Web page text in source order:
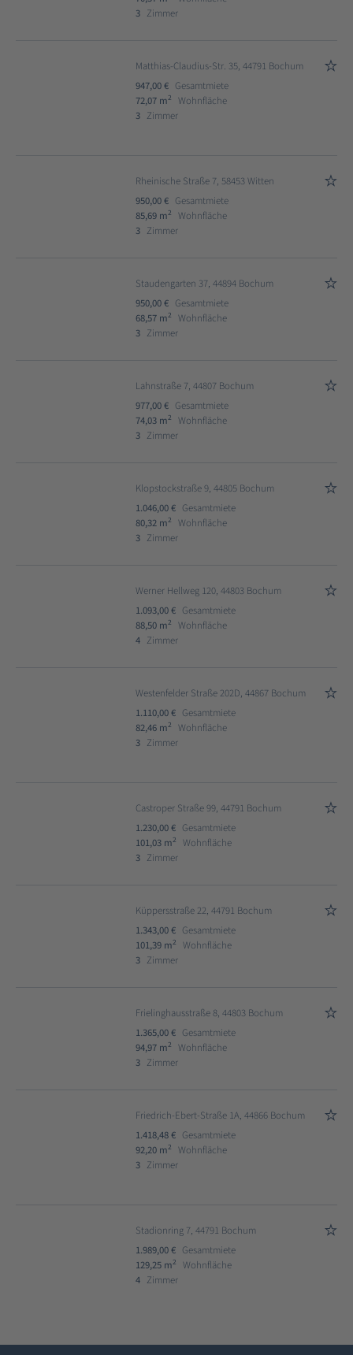
3 Zimmer
Matthias-Claudius-Str. 35, 44791 Bochum
947,00 € Gesamtmiete
72,07 m2
Wohnfläche
3 Zimmer
Rheinische Straße 7, 58453 Witten
950,00 € Gesamtmiete
85,69 m2
Wohnfläche
3 Zimmer
Staudengarten 37, 44894 Bochum
950,00 € Gesamtmiete
68,57 m2
Wohnfläche
3 Zimmer
Lahnstraße 7, 44807 Bochum
977,00 € Gesamtmiete
74,03 m2
Wohnfläche
3 Zimmer
Klopstockstraße 9, 44805 Bochum
1.046,00 € Gesamtmiete
80,32 m2
Wohnfläche
3 Zimmer
Werner Hellweg 120, 44803 Bochum
1.093,00 € Gesamtmiete
88,50 m2
Wohnfläche
4 Zimmer
Westenfelder Straße 202D, 44867 Bochum
1.110,00 € Gesamtmiete
82,46 m2
Wohnfläche
3 Zimmer
Castroper Straße 99, 44791 Bochum
1.230,00 € Gesamtmiete
101,03 m2
Wohnfläche
3 Zimmer
Küppersstraße 22, 44791 Bochum
1.343,00 € Gesamtmiete
101,39 m2
Wohnfläche
3 Zimmer
Frielinghausstraße 8, 44803 Bochum
1.365,00 € Gesamtmiete
94,97 m2
Wohnfläche
3 Zimmer
Friedrich-Ebert-Straße 1A, 44866 Bochum
1.418,48 € Gesamtmiete
92,20 m2
Wohnfläche
3 Zimmer
Stadionring 7, 44791 Bochum
1.989,00 € Gesamtmiete
129,25 m2
Wohnfläche
4 Zimmer